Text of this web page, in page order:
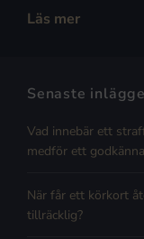
Läs mer
Senaste
Vad innebär ett
medför ett
När får ett körkort
tillräcklig?